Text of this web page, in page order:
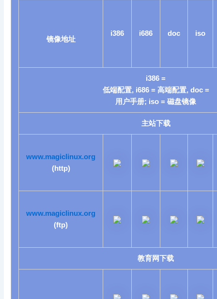
镜像地址
i386 i686 doc iso
i386 =
低端配置, i686 = 高端配置, doc =
用户手册; iso = 磁盘镜像
主站下载
www.magiclinux.org
(http)
www.magiclinux.org
(ftp)
教育网下载